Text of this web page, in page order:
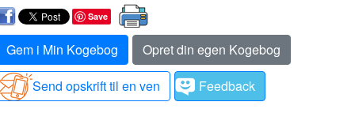
Save
Gem i Min Kogebog
Opret din egen Kogebog
Send opskrift til en ven
Feedback